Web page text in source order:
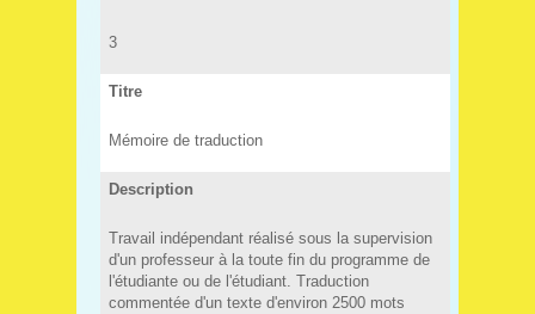
3
Titre
Mémoire de traduction
Description
Travail indépendant réalisé sous la supervision
d'un professeur à la toute fin du programme de
l'étudiante ou de l'étudiant. Traduction
commentée d'un texte d'environ 2500 mots